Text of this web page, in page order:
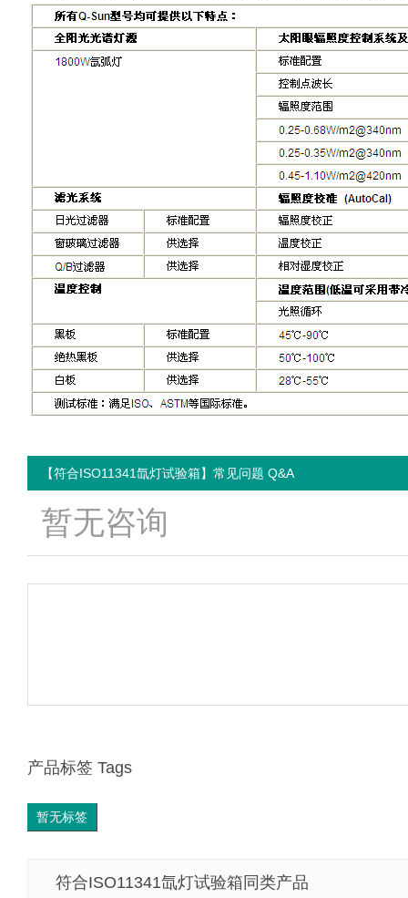
【符合ISO11341氙灯试验箱】常见问题 Q&A
暂无咨询
产品标签 Tags
暂无标签
符合ISO11341氙灯试验箱同类产品